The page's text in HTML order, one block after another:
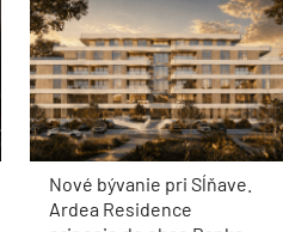
Nové bývanie pri Sĺňave.
Ardea Residence